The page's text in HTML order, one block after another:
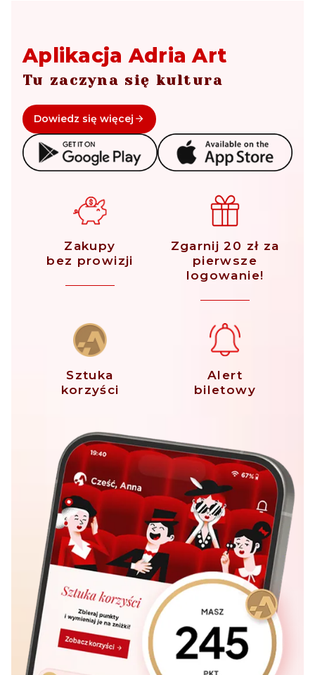
Aplikacja Adria Art
Tu zaczyna się kultura
Dowiedz się więcej
Zakupy
bez prowizji
Zgarnij 20 zł za
pierwsze
logowanie!
Sztuka
korzyści
Alert
biletowy